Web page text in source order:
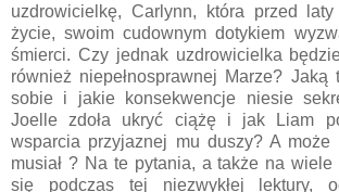
uzdrowicielkę, Carlynn, która przed laty
życie, swoim cudownym dotykiem
śmierci. Czy jednak uzdrowicielka
również niepełnosprawnej Marze?
sobie i jakie konsekwencje niesie
Joelle zdoła ukryć ciążę i jak Liam
wsparcia przyjaznej mu duszy? A
musiał ? Na te pytania, a także na wiele
się podczas tej niezwykłej lektury,